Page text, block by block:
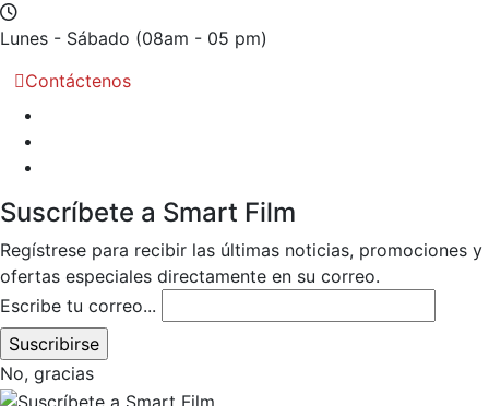
Lunes - Sábado (08am - 05 pm)
Contáctenos
Suscríbete a Smart Film
Regístrese para recibir las últimas noticias, promociones y
ofertas especiales directamente en su correo.
Escribe tu correo...
No, gracias